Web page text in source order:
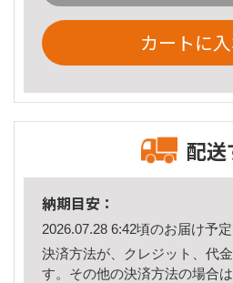
カートに
配送
納期目安：
2026.07.28 6:42頃のお届け予定
決済方法が、クレジット、代
す。その他の決済方法の場合は